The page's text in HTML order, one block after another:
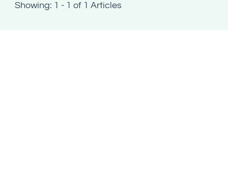
Showing: 1 - 1 of 1 Articles